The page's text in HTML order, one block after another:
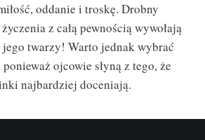
oddanie i troskę. Drobny
z całą pewnością wywołają
jego twarzy! Warto jednak wybrać
ojcowie słyną z tego, że
najbardziej doceniają.